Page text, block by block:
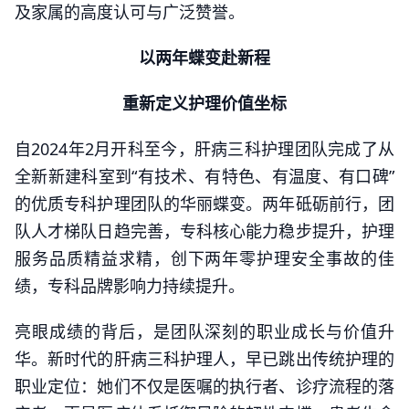
及家属的高度认可与广泛赞誉。
以两年蝶变赴新程
重新定义护理价值坐标
自2024年2月开科至今，肝病三科护理团队完成了从
全新新建科室到“有技术、有特色、有温度、有口碑”
的优质专科护理团队的华丽蝶变。两年砥砺前行，团
队人才梯队日趋完善，专科核心能力稳步提升，护理
服务品质精益求精，创下两年零护理安全事故的佳
绩，专科品牌影响力持续提升。
亮眼成绩的背后，是团队深刻的职业成长与价值升
华。新时代的肝病三科护理人，早已跳出传统护理的
职业定位：她们不仅是医嘱的执行者、诊疗流程的落